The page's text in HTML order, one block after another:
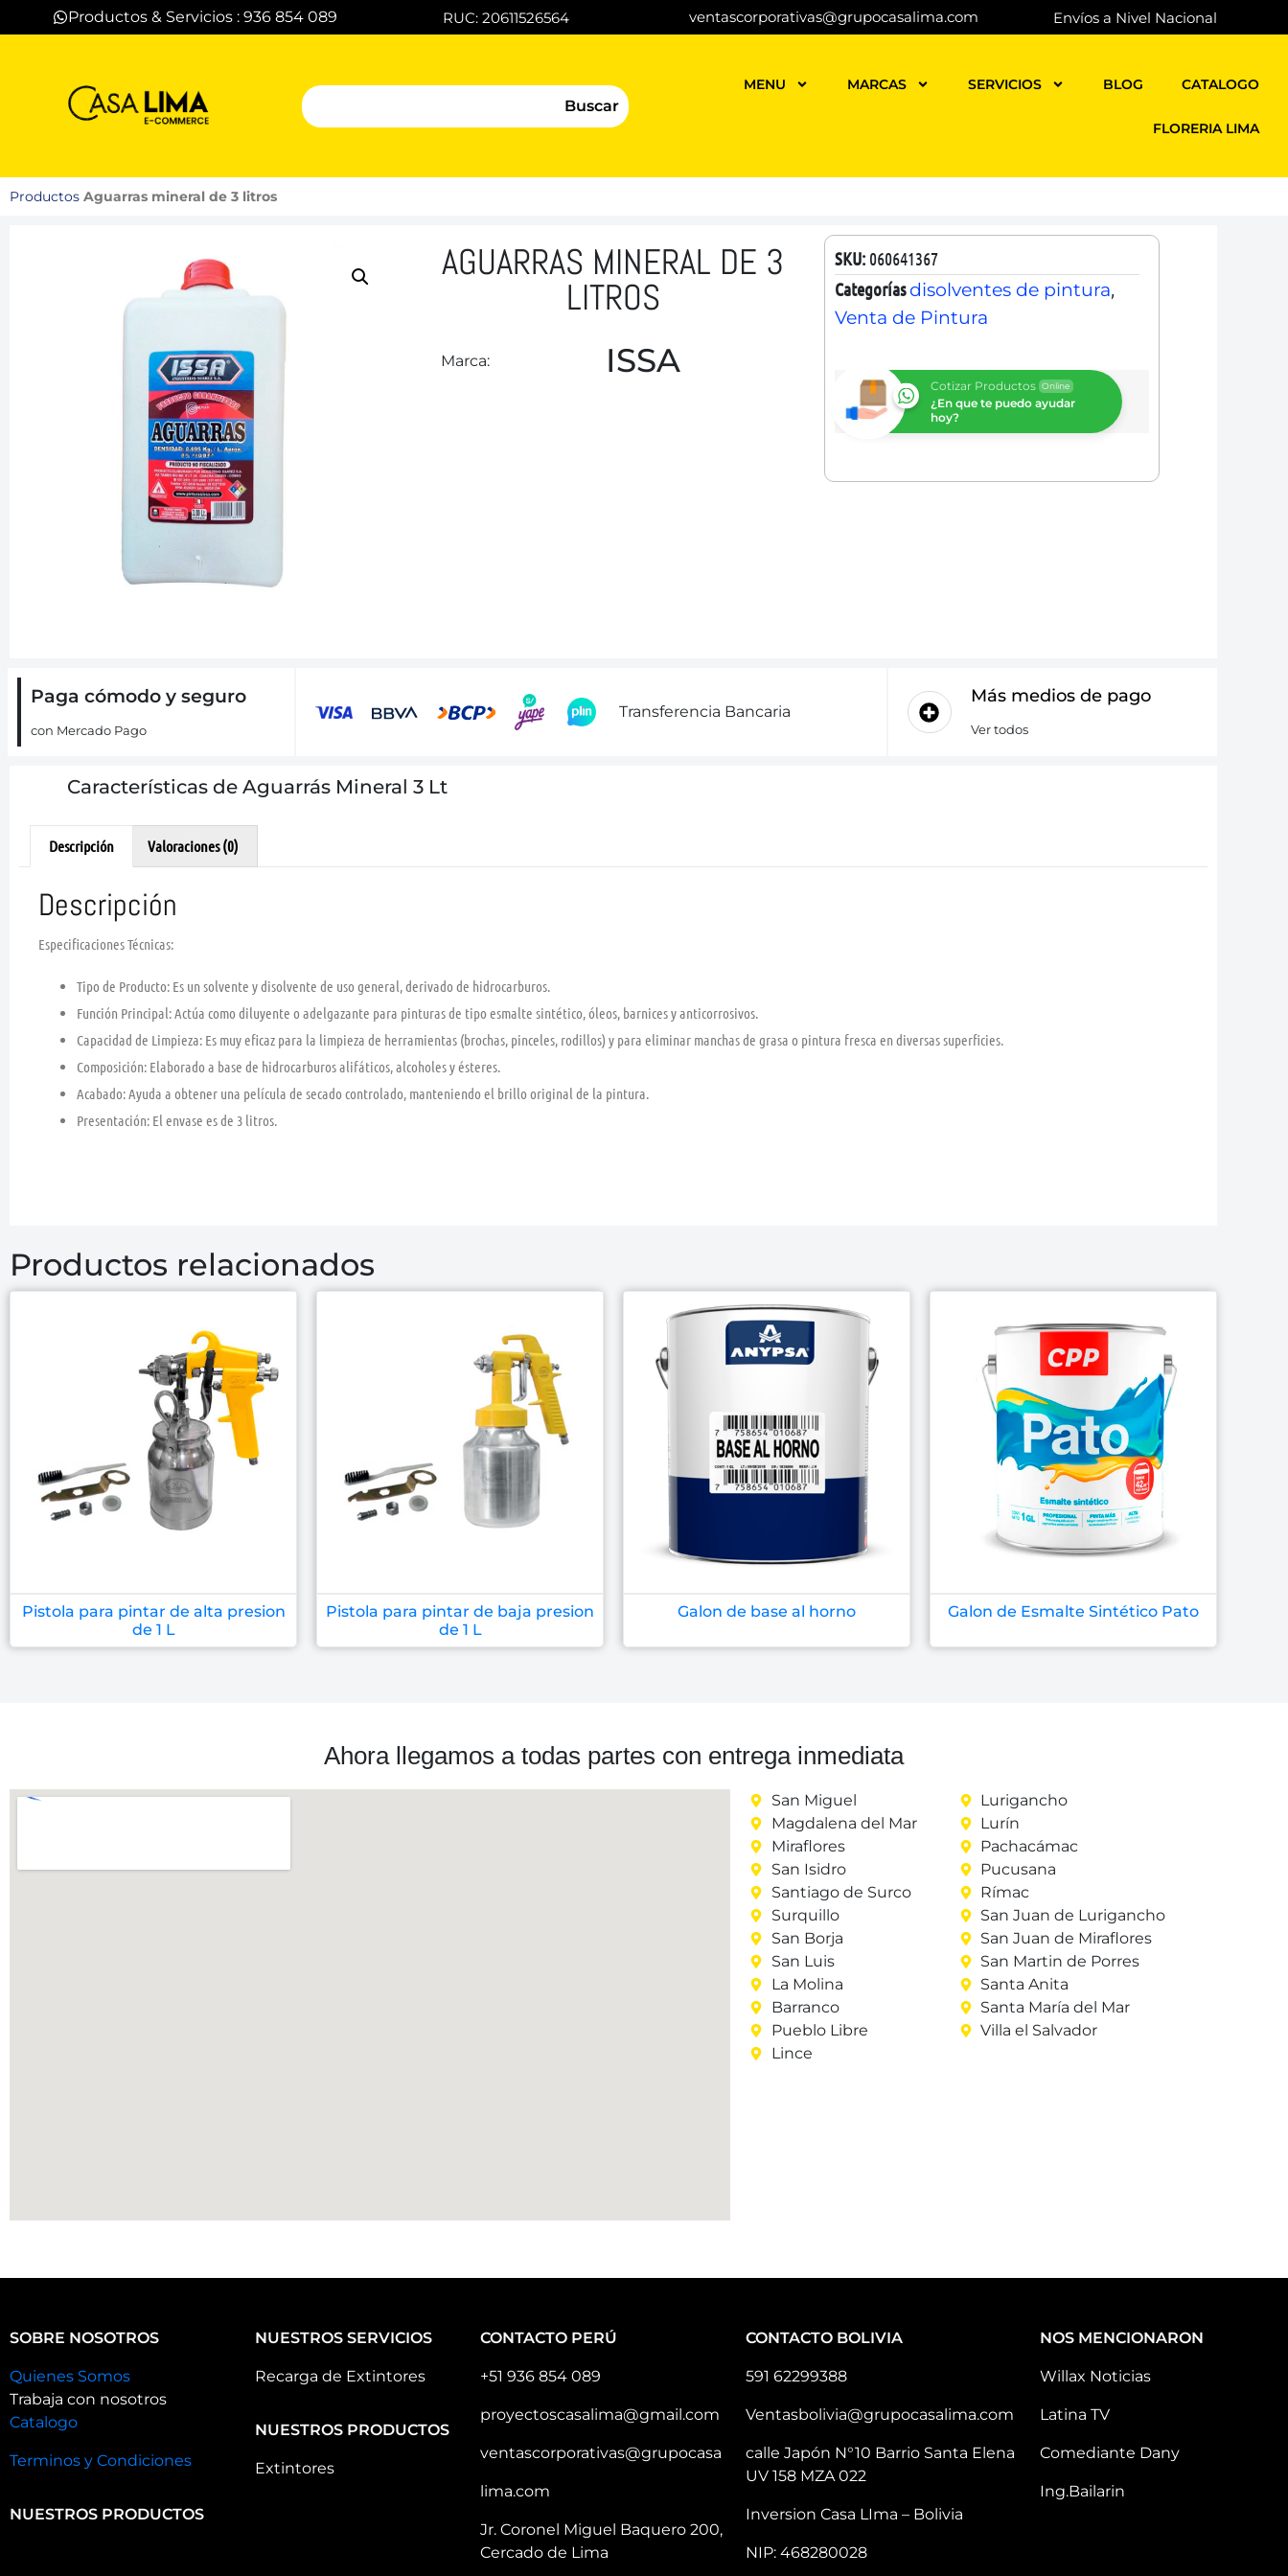
Productos & Servicios : 936 854 089 RUC: 20611526564 ventascorporativas@grupocasalima.com Envíos a Nivel Nacional
Buscar
MENU MARCAS SERVICIOS BLOG CATALOGO
FLORERIA LIMA
Productos Aguarras mineral de 3 litros
AGUARRAS MINERAL DE 3
LITROS
Marca: ISSA
SKU: 060641367
Categorías disolventes de pintura,
Venta de Pintura
Cotizar Productos Online
¿En que te puedo ayudar
hoy?
Paga cómodo y seguro
con Mercado Pago
Transferencia Bancaria
Más medios de pago
Ver todos
Características de Aguarrás Mineral 3 Lt
Descripción Valoraciones (0)
Descripción
Especificaciones Técnicas:
Tipo de Producto: Es un solvente y disolvente de uso general, derivado de hidrocarburos.
Función Principal: Actúa como diluyente o adelgazante para pinturas de tipo esmalte sintético, óleos, barnices y anticorrosivos.
Capacidad de Limpieza: Es muy eficaz para la limpieza de herramientas (brochas, pinceles, rodillos) y para eliminar manchas de grasa o pintura fresca en diversas superficies.
Composición: Elaborado a base de hidrocarburos alifáticos , alcoholes y ésteres.
Acabado: Ayuda a obtener una película de secado controlado , manteniendo el brillo original de la pintura.
Presentación: El envase es de 3 litros.
Productos relacionados
Pistola para pintar de alta presion
de 1 L
Pistola para pintar de baja presion
de 1 L
Galon de base al horno Galon de Esmalte Sintético Pato
Ahora llegamos a todas partes con entrega inmediata
San Miguel
Magdalena del Mar
Miraflores
San Isidro
Santiago de Surco
Surquillo
San Borja
San Luis
La Molina
Barranco
Pueblo Libre
Lince
Lurigancho
Lurín
Pachacámac
Pucusana
Rímac
San Juan de Lurigancho
San Juan de Miraflores
San Martin de Porres
Santa Anita
Santa María del Mar
Villa el Salvador
SOBRE NOSOTROS
Quienes Somos
Trabaja con nosotros
Catalogo
Terminos y Condiciones
NUESTROS PRODUCTOS
NUESTROS SERVICIOS
Recarga de Extintores
NUESTROS PRODUCTOS
Extintores
CONTACTO PERÚ
+51 936 854 089
proyectoscasalima@gmail.com
ventascorporativas@grupocasa
lima.com
Jr. Coronel Miguel Baquero 200,
Cercado de Lima
CONTACTO BOLIVIA
591 62299388
Ventasbolivia@grupocasalima.com
calle Japón N°10 Barrio Santa Elena
UV 158 MZA 022
Inversion Casa LIma – Bolivia
NIP: 468280028
NOS MENCIONARON
Willax Noticias
Latina TV
Comediante Dany
Ing.Bailarin